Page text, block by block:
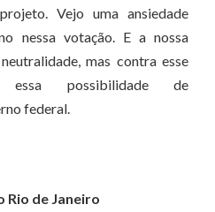
Vejo uma ansiedade
nessa votação. E a nossa
mas contra esse
essa possibilidade de
federal.
Rio de Janeiro